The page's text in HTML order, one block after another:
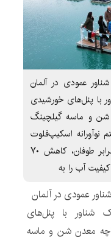
عمودی در آلمان
با پنل‌های خورشیدی
شن و ماسه گیلچینگ
نوآورانه اسکیپ‌فلوت
(SKipp-Float) با مقاومت بالا در برابر طوفان، کاهش ۷۰
آب را به
عمودی در آلمان
شناور با پنل‌های
معدن شن و ماسه